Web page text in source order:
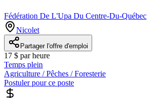
Fédération De L'Upa Du Centre-Du-Québec
Nicolet
Partager l'offre d'emploi
17 $ par heure
Temps plein
Agriculture / Pêches / Foresterie
Postuler pour ce poste